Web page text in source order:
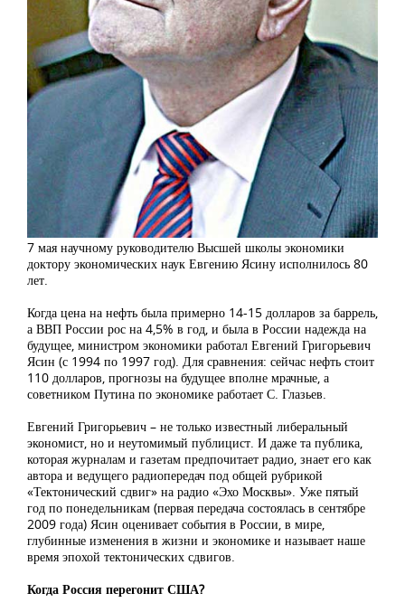
7 мая научному руководителю Высшей школы экономики
доктору экономических наук Евгению Ясину исполнилось 80
лет.
Когда цена на нефть была примерно 14-15 долларов за баррель,
а ВВП России рос на 4,5% в год, и была в России надежда на
будущее, министром экономики работал Евгений Григорьевич
Ясин (с 1994 по 1997 год). Для сравнения: сейчас нефть стоит
110 долларов, прогнозы на будущее вполне мрачные, а
советником Путина по экономике работает С. Глазьев.
Евгений Григорьевич – не только известный либеральный
экономист, но и неутомимый публицист. И даже та публика,
которая журналам и газетам предпочитает радио, знает его как
автора и ведущего радиопередач под общей рубрикой
«Тектонический сдвиг» на радио «Эхо Москвы». Уже пятый
год по понедельникам (первая передача состоялась в сентябре
2009 года) Ясин оценивает события в России, в мире,
глубинные изменения в жизни и экономике и называет наше
время эпохой тектонических сдвигов.
Когда Россия перегонит США?